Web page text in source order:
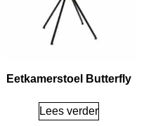
Eetkamerstoel Butterfly
Lees verder